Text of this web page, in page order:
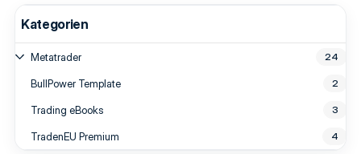
Kategorien
Metatrader 24
BullPower Template 2
Trading eBooks 3
TradenEU Premium 4